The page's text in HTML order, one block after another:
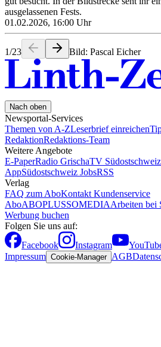
ausgelassenen Fests.
01.02.2026, 16:00 Uhr
1/23 Bild: Pascal Eicher
Nach oben
Newsportal-Services
Themen von A-ZLeserbrief einreichen
RedaktionRedaktions-Team
Weitere Angebote
E-PaperRadio GrischaTV Südostschweiz
AppSüdostschweiz JobsRSS
Verlag
FAQ zum AboKontakt Kundenservice
AboABOPLUSSOMEDIAArbeiten
Werbung buchen
Folgen Sie uns auf:
Facebook
Instagram
Impressum Cookie-Manager AGB